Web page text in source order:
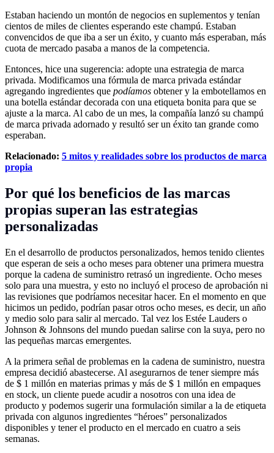
Estaban haciendo un montón de negocios en suplementos y tenían
cientos de miles de clientes esperando este champú. Estaban
convencidos de que iba a ser un éxito, y cuanto más esperaban, más
cuota de mercado pasaba a manos de la competencia.
Entonces, hice una sugerencia: adopte una estrategia de marca
privada. Modificamos una fórmula de marca privada estándar
agregando ingredientes que podíamos obtener y la embotellamos en
una botella estándar decorada con una etiqueta bonita para que se
ajuste a la marca. Al cabo de un mes, la compañía lanzó su champú
de marca privada adornado y resultó ser un éxito tan grande como
esperaban.
Relacionado: 5 mitos y realidades sobre los productos de marca
propia
Por qué los beneficios de las marcas
propias superan las estrategias
personalizadas
En el desarrollo de productos personalizados, hemos tenido clientes
que esperan de seis a ocho meses para obtener una primera muestra
porque la cadena de suministro retrasó un ingrediente. Ocho meses
solo para una muestra, y esto no incluyó el proceso de aprobación ni
las revisiones que podríamos necesitar hacer. En el momento en que
hicimos un pedido, podrían pasar otros ocho meses, es decir, un año
y medio solo para salir al mercado. Tal vez los Estée Lauders o
Johnson & Johnsons del mundo puedan salirse con la suya, pero no
las pequeñas marcas emergentes.
A la primera señal de problemas en la cadena de suministro, nuestra
empresa decidió abastecerse. Al asegurarnos de tener siempre más
de $ 1 millón en materias primas y más de $ 1 millón en empaques
en stock, un cliente puede acudir a nosotros con una idea de
producto y podemos sugerir una formulación similar a la de etiqueta
privada con algunos ingredientes “héroes” personalizados
disponibles y tener el producto en el mercado en cuatro a seis
semanas.